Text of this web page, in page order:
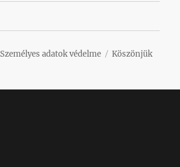
Személyes adatok védelme
Köszönjük